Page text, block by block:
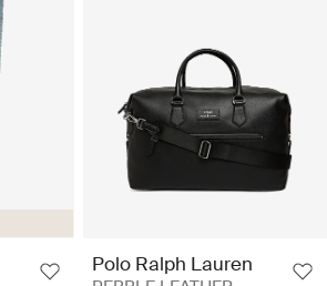
Polo Ralph Lauren